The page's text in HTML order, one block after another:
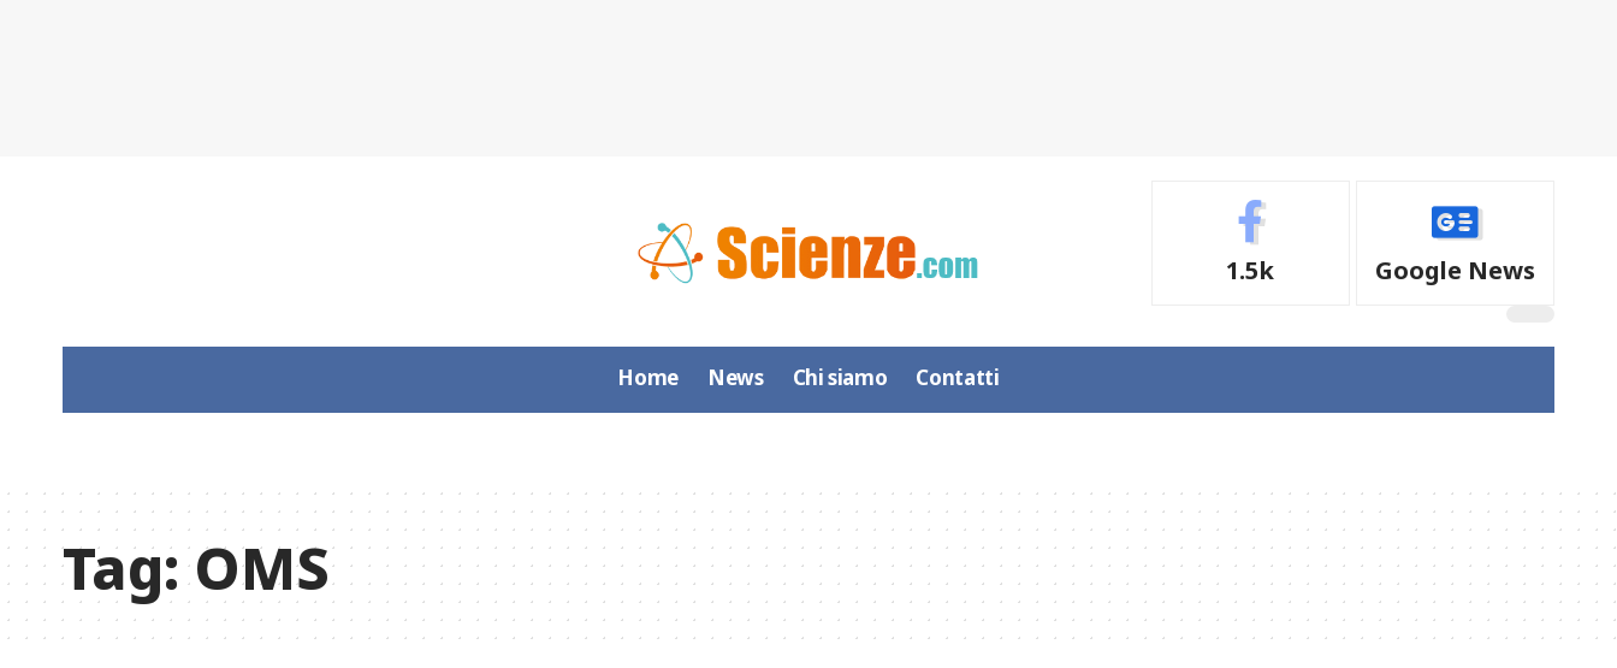
1.5k Google News
Home News Chi siamo Contatti
Tag:OMS